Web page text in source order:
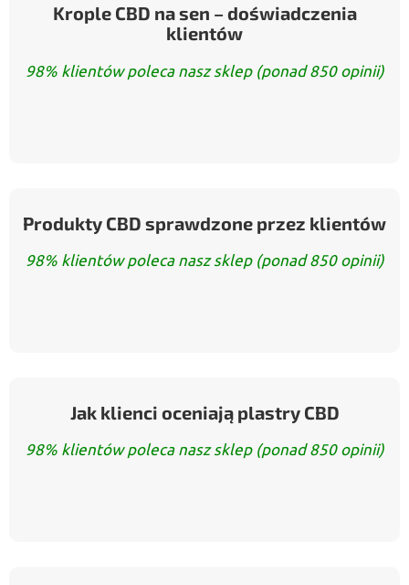
Krople CBD na sen – doświadczenia
klientów
98% klientów poleca nasz sklep (ponad 850 opinii)
Produkty CBD sprawdzone przez klientów
98% klientów poleca nasz sklep (ponad 850 opinii)
Jak klienci oceniają plastry CBD
98% klientów poleca nasz sklep (ponad 850 opinii)